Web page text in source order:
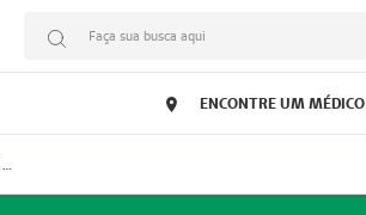
Faça sua busca aqui
ENCONTRE UM MÉDICO
Prestador CERPAM – Centro de Reabilitação S/S Ltda-ME (52004274-8)